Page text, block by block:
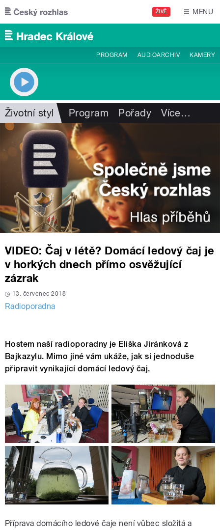
Přejít k hlavnímu obsahu
ŽIVĚ MENU
PROGRAM AUDIOARCHIV KAMERY
Životní styl Program Pořady Více…
VIDEO: Čaj v létě? Domácí ledový čaj je
v horkých dnech přímo osvěžující
zázrak
13. červenec 2018
Radioporadna
Hostem naší radioporadny je Eliška Jiránková z
Bajkazylu. Mimo jiné vám ukáže, jak si jednoduše
připravit vynikající domácí ledový čaj.
Příprava domácího ledové čaje není vůbec složitá a